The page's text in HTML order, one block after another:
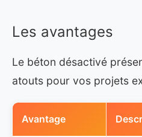
Les avantages
Le béton désactivé
atouts pour vos projets
Avantage